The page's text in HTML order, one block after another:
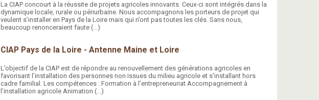
La CIAP concourt à la réussite de projets agricoles innovants. Ceux-ci sont intégrés dans la
dynamique locale, rurale ou périurbaine. Nous accompagnons les porteurs de projet qui
veulent s’installer en Pays de la Loire mais qui n’ont pas toutes les clés. Sans nous,
beaucoup renonceraient faute (…)
CIAP Pays de la Loire - Antenne Maine et Loire
L’objectif de la CIAP est de répondre au renouvellement des générations agricoles en
favorisant l’installation des personnes non issues du milieu agricole et s’installant hors
cadre familial. Les compétences : Formation à l’entrepreneuriat Accompagnement à
l’installation agricole Animation (…)